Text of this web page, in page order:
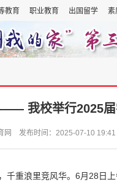
教育 职业教育 出国留学 素
我校举行2025
发布时间：2025-07-10
千重浪里竞风华。6月28日